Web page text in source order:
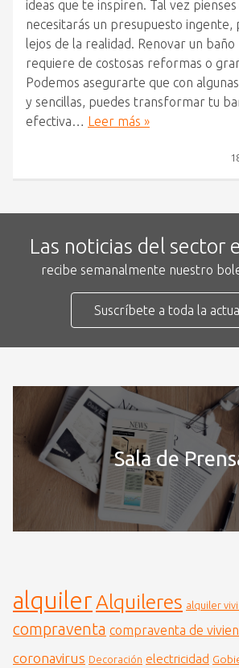
ideas que te inspiren. Tal vez
necesitarás un presupuesto ingente,
lejos de la realidad. Renovar un
requiere de costosas reformas o
Podemos asegurarte que con
y sencillas, puedes transformar tu
efectiva… Leer más »
Las noticias del sector
recibe semanalmente nuestro
Suscríbete a toda la
Sala de
alquilerAlquileres alquiler
compraventa compraventa de
coronavirus Decoración electricidad